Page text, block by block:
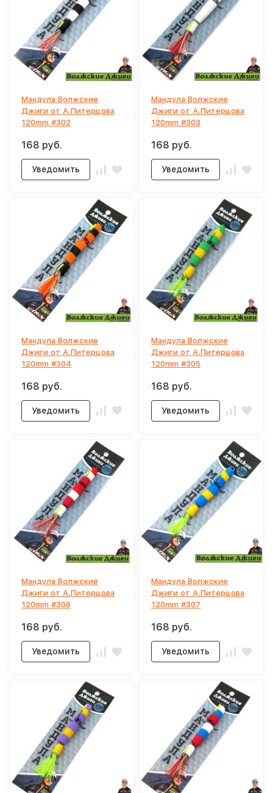
Мандула Волжские
Джиги от А.Питерцова
120mm #302
168 руб.
Уведомить
Мандула Волжские
Джиги от А.Питерцова
120mm #303
168 руб.
Уведомить
Мандула Волжские
Джиги от А.Питерцова
120mm #304
168 руб.
Уведомить
Мандула Волжские
Джиги от А.Питерцова
120mm #305
168 руб.
Уведомить
Мандула Волжские
Джиги от А.Питерцова
120mm #306
168 руб.
Уведомить
Мандула Волжские
Джиги от А.Питерцова
120mm #307
168 руб.
Уведомить